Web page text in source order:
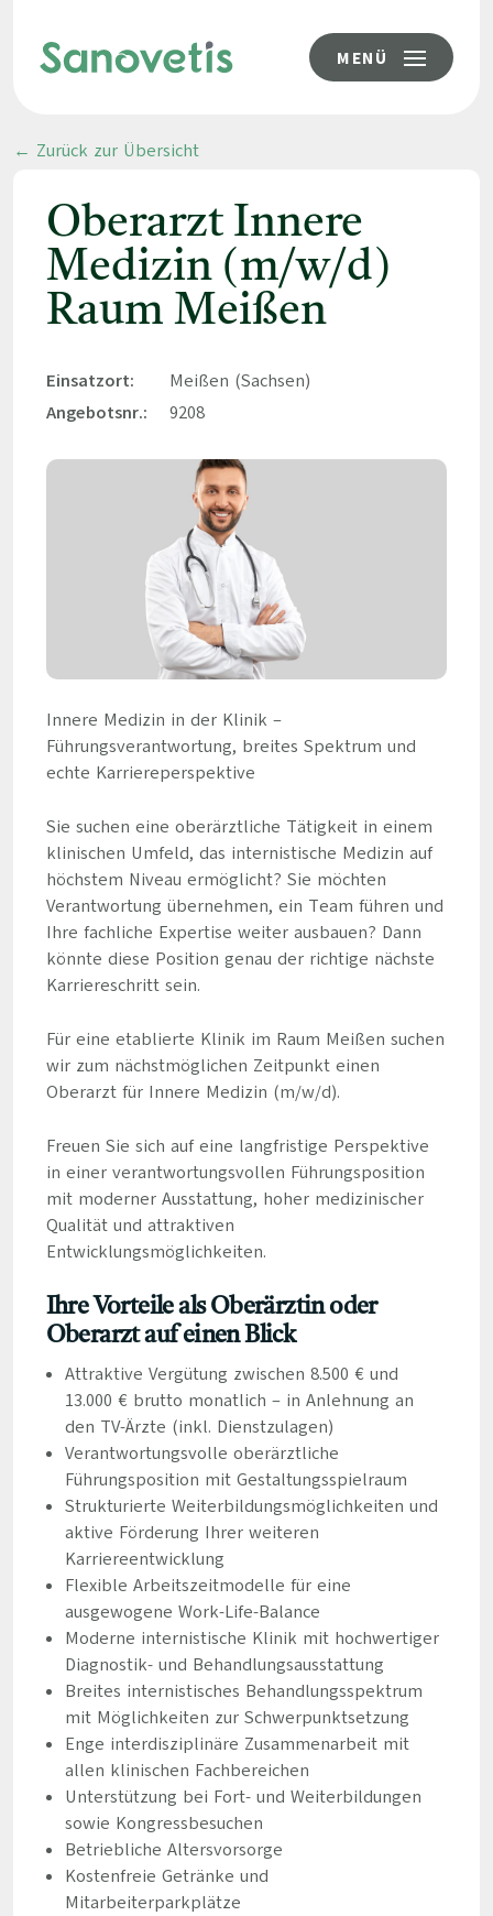
MENÜ
← Zurück zur Übersicht
Oberarzt Innere
Medizin (m/w/d)
Raum Meißen
Einsatzort:
Meißen (Sachsen)
Angebotsnr.:
9208
Innere Medizin in der Klinik –
Führungsverantwortung, breites Spektrum und
echte Karriereperspektive
Sie suchen eine oberärztliche Tätigkeit in einem
klinischen Umfeld, das internistische Medizin auf
höchstem Niveau ermöglicht? Sie möchten
Verantwortung übernehmen, ein Team führen und
Ihre fachliche Expertise weiter ausbauen? Dann
könnte diese Position genau der richtige nächste
Karriereschritt sein.
Für eine etablierte Klinik im Raum Meißen suchen
wir zum nächstmöglichen Zeitpunkt einen
Oberarzt für Innere Medizin (m/w/d).
Freuen Sie sich auf eine langfristige Perspektive
in einer verantwortungsvollen Führungsposition
mit moderner Ausstattung, hoher medizinischer
Qualität und attraktiven
Entwicklungsmöglichkeiten.
Ihre Vorteile als Oberärztin oder
Oberarzt auf einen Blick
Attraktive Vergütung zwischen 8.500 € und
13.000 € brutto monatlich – in Anlehnung an
den TV-Ärzte (inkl. Dienstzulagen)
Verantwortungsvolle oberärztliche
Führungsposition mit Gestaltungsspielraum
Strukturierte Weiterbildungsmöglichkeiten und
aktive Förderung Ihrer weiteren
Karriereentwicklung
Flexible Arbeitszeitmodelle für eine
ausgewogene Work-Life-Balance
Moderne internistische Klinik mit hochwertiger
Diagnostik- und Behandlungsausstattung
Breites internistisches Behandlungsspektrum
mit Möglichkeiten zur Schwerpunktsetzung
Enge interdisziplinäre Zusammenarbeit mit
allen klinischen Fachbereichen
Unterstützung bei Fort- und Weiterbildungen
sowie Kongressbesuchen
Betriebliche Altersvorsorge
Kostenfreie Getränke und
Mitarbeiterparkplätze